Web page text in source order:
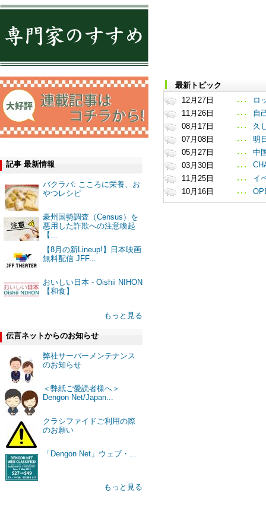
記事 最新情報
バクラバ: こころに栄養、お
やつレシピ
豪州国勢調査（Census）を
悪用した詐欺への注意喚起
【...
【8月の新Lineup!】日本映画
無料配信 JFF...
おいしい日本 - Oishii NIHON
【和食】
もっと見る
伝言ネットからのお知らせ
弊社サーバーメンテナンス
のお知らせ
＜弊紙ご愛読者様へ＞
Dengon Net/Japan...
クラシファイドご利用の際
のお願い
「Dengon Net」ウェブ・...
もっと見る
最新トピック
12月27日
ロ
11月26日
自
08月17日
久
07月08日
明
05月27日
中
03月30日
11月25日
イ
10月16日